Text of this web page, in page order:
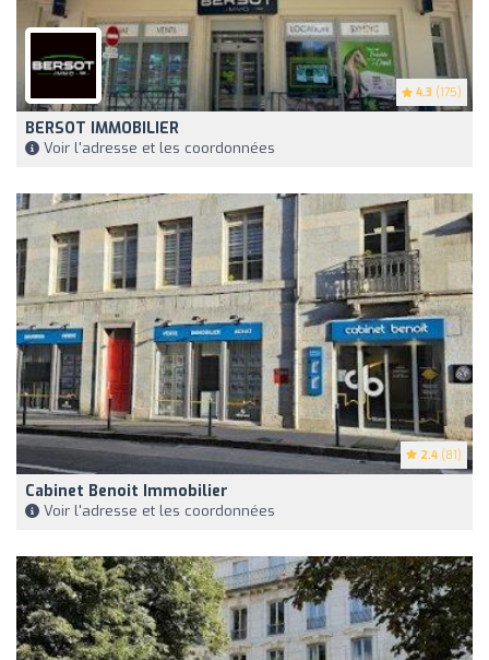
4.3 (175)
BERSOT IMMOBILIER
Voir l'adresse et les coordonnées
2.4 (81)
Cabinet Benoit Immobilier
Voir l'adresse et les coordonnées